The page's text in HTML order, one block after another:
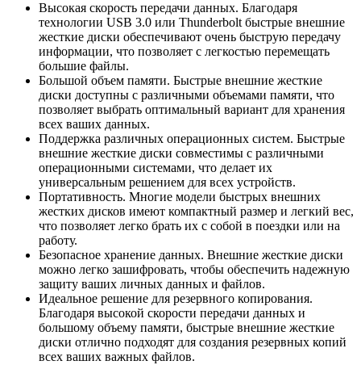
Высокая скорость передачи данных. Благодаря
технологии USB 3.0 или Thunderbolt быстрые внешние
жесткие диски обеспечивают очень быструю передачу
информации, что позволяет с легкостью перемещать
большие файлы.
Большой объем памяти. Быстрые внешние жесткие
диски доступны с различными объемами памяти, что
позволяет выбрать оптимальный вариант для хранения
всех ваших данных.
Поддержка различных операционных систем. Быстрые
внешние жесткие диски совместимы с различными
операционными системами, что делает их
универсальным решением для всех устройств.
Портативность. Многие модели быстрых внешних
жестких дисков имеют компактный размер и легкий вес,
что позволяет легко брать их с собой в поездки или на
работу.
Безопасное хранение данных. Внешние жесткие диски
можно легко зашифровать, чтобы обеспечить надежную
защиту ваших личных данных и файлов.
Идеальное решение для резервного копирования.
Благодаря высокой скорости передачи данных и
большому объему памяти, быстрые внешние жесткие
диски отлично подходят для создания резервных копий
всех ваших важных файлов.